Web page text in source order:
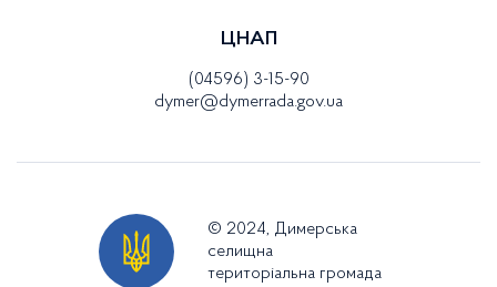
ЦНАП
(04596) 3-15-90
dymer@dymerrada.gov.ua
© 2024, Димерська
селищна
територіальна громада